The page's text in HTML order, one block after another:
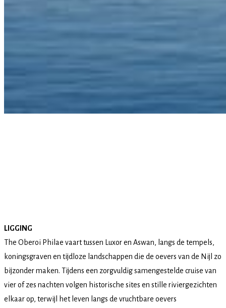
LIGGING
The Oberoi Philae vaart tussen Luxor en Aswan, langs de tempels,
koningsgraven en tijdloze landschappen die de oevers van de Nijl zo
bijzonder maken. Tijdens een zorgvuldig samengestelde cruise van
vier of zes nachten volgen historische sites en stille riviergezichten
elkaar op, terwijl het leven langs de vruchtbare oevers